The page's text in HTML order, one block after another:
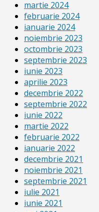
martie 2024
februarie 2024
ianuarie 2024
noiembrie 2023
octombrie 2023
septembrie 2023
iunie 2023
aprilie 2023
decembrie 2022
septembrie 2022
iunie 2022
martie 2022
februarie 2022
ianuarie 2022
decembrie 2021
noiembrie 2021
septembrie 2021
iulie 2021
iunie 2021